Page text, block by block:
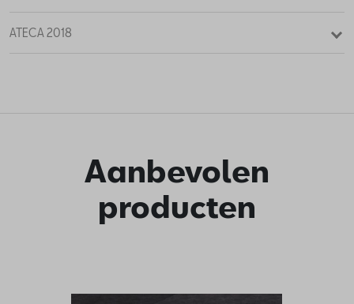
ATECA 2018
Aanbevolen
producten